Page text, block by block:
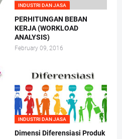
INDUSTRI DAN JASA
PERHITUNGAN BEBAN
KERJA (WORKLOAD
ANALYSIS)
February 09, 2016
INDUSTRI DAN JASA
Dimensi Diferensiasi Produk